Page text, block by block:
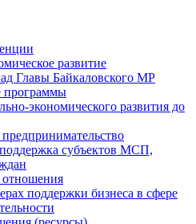
развитие
Главы Байкаловского МР
экономического развития до
субъектов МСП,
поддержки бизнеса в сфере